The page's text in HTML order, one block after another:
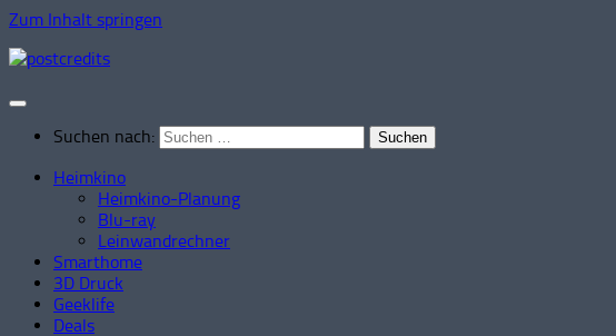
Zum Inhalt springen
Suchen nach:
Heimkino
Heimkino-Planung
Blu-ray
Leinwandrechner
Smarthome
3D Druck
Geeklife
Deals